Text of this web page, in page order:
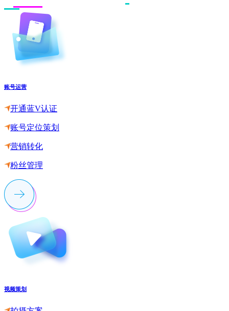
账号运营
开通蓝V认证
账号定位策划
营销转化
粉丝管理
视频策划